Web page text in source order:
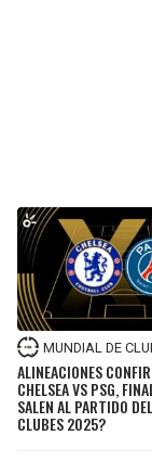
MUNDIAL DE
ALINEACIONES
CHELSEA VS PSG,
SALEN AL PARTIDO
CLUBES 2025?